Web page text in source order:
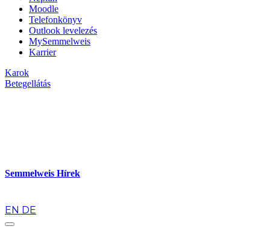
Moodle
Telefonkönyv
Outlook levelezés
MySemmelweis
Karrier
Karok
Betegellátás
Semmelweis Hírek
EN DE